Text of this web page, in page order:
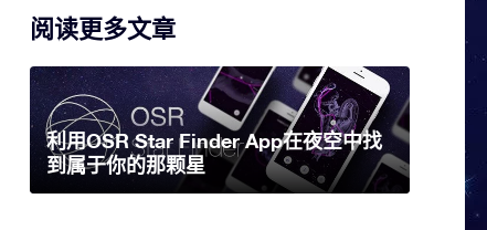
阅读更多文章
利用OSR Star Finder App在夜空中找
到属于你的那颗星